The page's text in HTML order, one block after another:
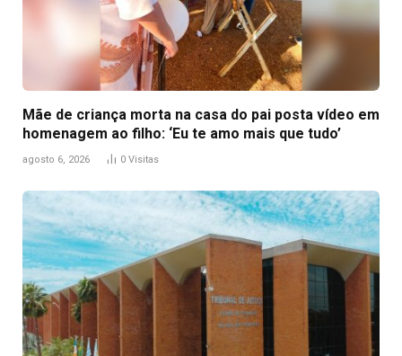
Mãe de criança morta na casa do pai posta vídeo em
homenagem ao filho: ‘Eu te amo mais que tudo’
agosto 6, 2026 0 Visitas